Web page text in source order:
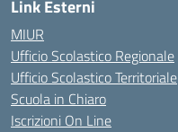
Link Esterni
MIUR
Ufficio Scolastico Regionale
Ufficio Scolastico Territoriale
Scuola in Chiaro
Iscrizioni On Line